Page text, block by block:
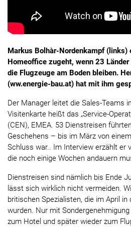
Markus Bolhàr-Nordenkampf (links)
Homeoffice zugeht, wenn 23
die Flugzeuge am Boden bleiben.
(ww.energie-bau.at) hat mit ihm
Der Manager leitet die Sales-Teams
Visitenkarte heißt das „Service-
(CEN), EMEA. 53 Dienstreisen
Geschehens – bis im März von
Schluss war.. Im Interview erzählt er
die noch einige Wochen andauern
Dienstreisen sind nämlich bis Ende
lässt sich wirklich nicht vermeiden.
britischen Spezialisten, die im April in
wurden. Nur mit
zum Hotel und später wieder zum